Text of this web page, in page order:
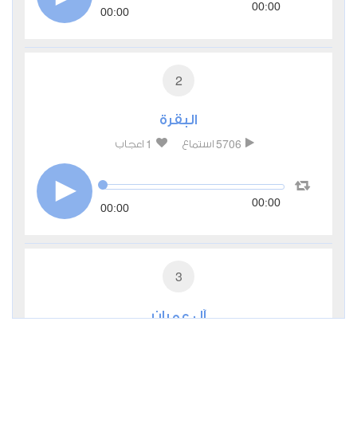
00:00 00:00
2
البقرة
5706 استماع 1 اعجاب
00:00 00:00
3
آل عمران